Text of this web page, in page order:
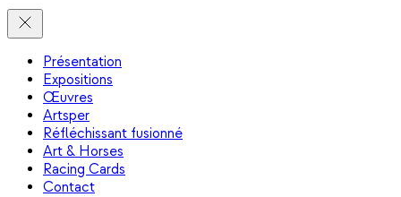
Présentation
Expositions
Œuvres
Artsper
Réfléchissant fusionné
Art & Horses
Racing Cards
Contact